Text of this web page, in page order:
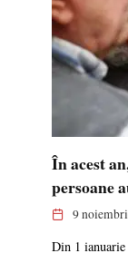
În acest
persoane
9
Din 1 ianuarie